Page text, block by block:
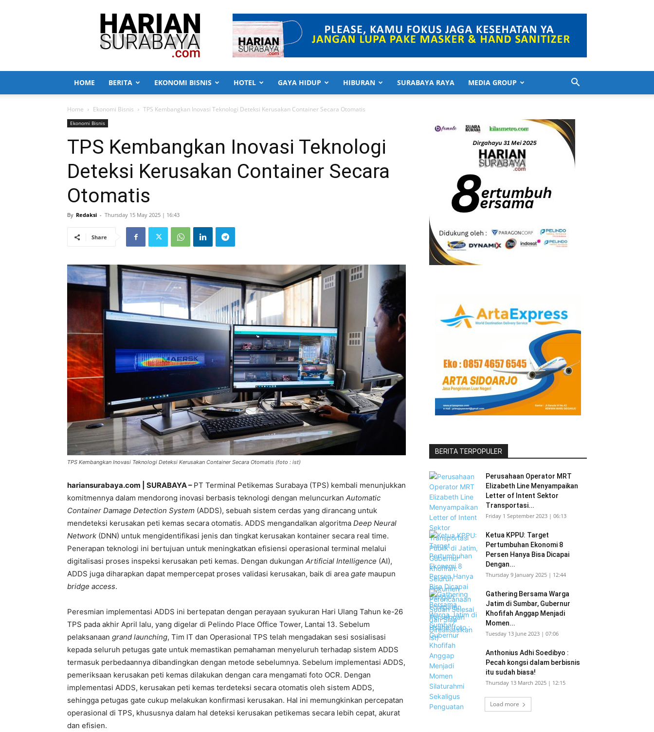
Harian
Surabaya
HOME BERITA EKONOMI BISNIS HOTEL GAYA HIDUP HIBURAN SURABAYA RAYA MEDIA GROUP
Home Ekonomi Bisnis TPS Kembangkan Inovasi Teknologi Deteksi Kerusakan Container Secara Otomatis
Ekonomi Bisnis
TPS Kembangkan Inovasi Teknologi
Deteksi Kerusakan Container Secara
Otomatis
By Redaksi - Thursday 15 May 2025 | 16:43
Share
TPS Kembangkan Inovasi Teknologi Deteksi Kerusakan Container Secara Otomatis (foto : ist)
hariansurabaya.com | SURABAYA – PT Terminal Petikemas Surabaya (TPS) kembali menunjukkan
komitmennya dalam mendorong inovasi berbasis teknologi dengan meluncurkan Automatic
Container Damage Detection System (ADDS), sebuah sistem cerdas yang dirancang untuk
mendeteksi kerusakan peti kemas secara otomatis. ADDS mengandalkan algoritma Deep Neural
Network (DNN) untuk mengidentifikasi jenis dan tingkat kerusakan kontainer secara real time.
Penerapan teknologi ini bertujuan untuk meningkatkan efisiensi operasional terminal melalui
digitalisasi proses inspeksi kerusakan peti kemas. Dengan dukungan Artificial Intelligence (AI),
ADDS juga diharapkan dapat mempercepat proses validasi kerusakan, baik di area gate maupun
bridge access.
Peresmian implementasi ADDS ini bertepatan dengan perayaan syukuran Hari Ulang Tahun ke-26
TPS pada akhir April lalu, yang digelar di Pelindo Place Office Tower, Lantai 13. Sebelum
pelaksanaan grand launching, Tim IT dan Operasional TPS telah mengadakan sesi sosialisasi
kepada seluruh petugas gate untuk memastikan pemahaman menyeluruh terhadap sistem ADDS
termasuk perbedaannya dibandingkan dengan metode sebelumnya. Sebelum implementasi ADDS,
pemeriksaan kerusakan peti kemas dilakukan dengan cara mengamati foto OCR. Dengan
implementasi ADDS, kerusakan peti kemas terdeteksi secara otomatis oleh sistem ADDS,
sehingga petugas gate cukup melakukan konfirmasi kerusakan. Hal ini memungkinkan percepatan
operasional di TPS, khususnya dalam hal deteksi kerusakan petikemas secara lebih cepat, akurat
dan efisien.
BERITA TERPOPULER
Perusahaan Operator MRT
Elizabeth Line Menyampaikan
Letter of Intent Sektor
Transportasi...
Friday 1 September 2023 | 06:13
Ketua KPPU: Target
Pertumbuhan Ekonomi 8
Persen Hanya Bisa Dicapai
Dengan...
Thursday 9 January 2025 | 12:44
Gathering Bersama Warga
Jatim di Sumbar, Gubernur
Khofifah Anggap Menjadi
Momen...
Tuesday 13 June 2023 | 07:06
Anthonius Adhi Soedibyo :
Pecah kongsi dalam berbisnis
itu sudah biasa!
Thursday 13 March 2025 | 12:15
Load more